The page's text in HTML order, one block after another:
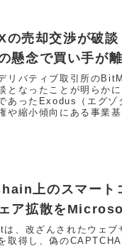
の売却交渉が破
懸念で買い手が
リバティブ取引所の
となったことが明らか
あったExodus（エグゾ
や縮小傾向にある事業
上のスマート
ア拡散を
、改ざんされたウェ
取得し、偽の